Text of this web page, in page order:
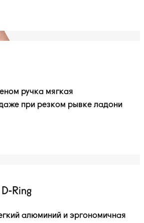
ручка мягкая
при резком рывке ладони
D-Ring
алюминий и эргономичная